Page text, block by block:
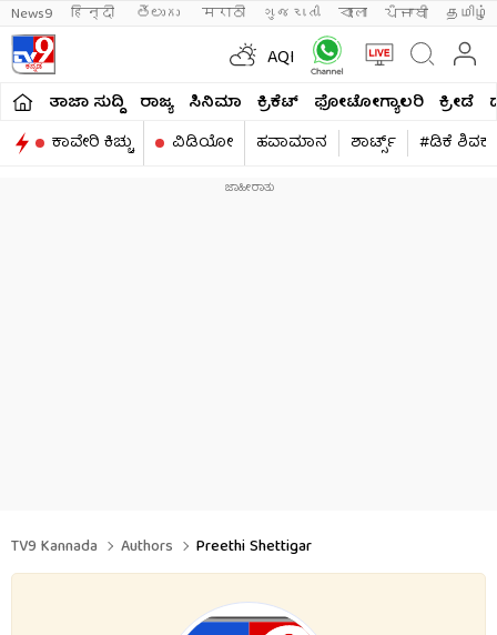
News9 हिन्दी తెలుగు मराठी ગુજરાતી বাংলা ਪੰਜਾਬੀ தமிழ்
AQI
ತಾಜಾ ಸುದ್ದಿ ರಾಜ್ಯ ಸಿನಿಮಾ ಕ್ರಿಕೆಟ್​ ಫೋಟೋಗ್ಯಾಲರಿ ಕ್ರೀಡೆ
ಕಾವೇರಿ ಕಿಚ್ಚು
ವಿಡಿಯೋ ಹವಾಮಾನ ಶಾರ್ಟ್ಸ್​ #ಡಿಕೆ
TV9 Kannada Authors Preethi Shettigar